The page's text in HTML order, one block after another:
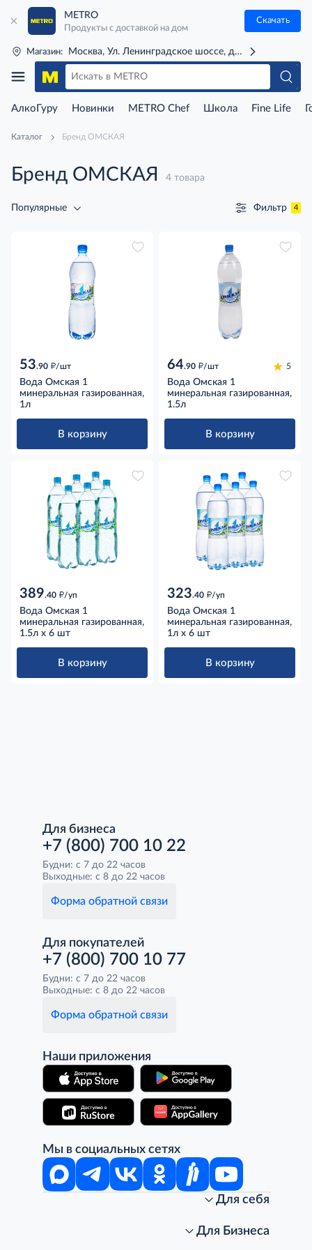
METRO
Продукты с доставкой на дом
Скачать
Магазин: Москва, Ул. Ленинградское шоссе, д. 71Г (м. Речной
АлкоГуру Новинки METRO Chef Школа Fine Life
Каталог Бренд ОМСКАЯ
Бренд ОМСКАЯ 4 товара
Популярные Фильтр 4
53.90 д/шт
Вода Омская 1
минеральная газированная,
1л
В корзину
64.90 д/шт 5
Вода Омская 1
минеральная газированная,
1.5л
В корзину
389.40 д/уп
Вода Омская 1
минеральная газированная,
1.5л x 6 шт
В корзину
323.40 д/уп
Вода Омская 1
минеральная газированная,
1л x 6 шт
В корзину
Для бизнеса
+7 (800) 700 10 22
Будни: с 7 до 22 часов
Выходные: с 8 до 22 часов
Форма обратной связи
Для покупателей
+7 (800) 700 10 77
Будни: с 7 до 22 часов
Выходные: с 8 до 22 часов
Форма обратной связи
Наши приложения
Мы в социальных сетях
Для себя
Стань клиентом METRO
Для Бизнеса